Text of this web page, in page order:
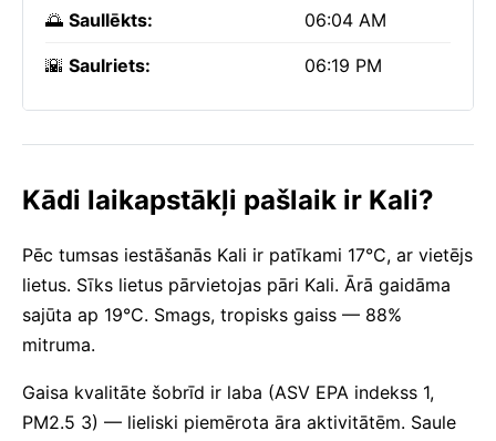
🌅 Saullēkts: 06:04 AM
🌇 Saulriets: 06:19 PM
Kādi laikapstākļi pašlaik ir Kali?
Pēc tumsas iestāšanās Kali ir patīkami 17°C, ar vietējs
lietus. Sīks lietus pārvietojas pāri Kali. Ārā gaidāma
sajūta ap 19°C. Smags, tropisks gaiss — 88%
mitruma.
Gaisa kvalitāte šobrīd ir laba (ASV EPA indekss 1,
PM2.5 3) — lieliski piemērota āra aktivitātēm. Saule